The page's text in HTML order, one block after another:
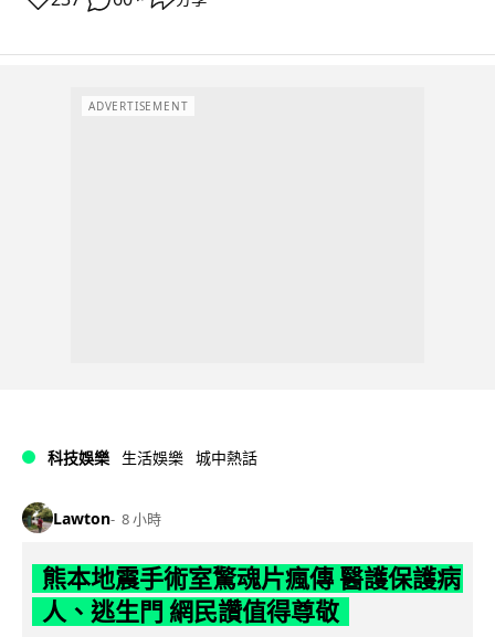
ADVERTISEMENT
科技娛樂 生活娛樂 城中熱話
Lawton 8 小時
熊本地震手術室驚魂片瘋傳 醫護保護病
人、逃生門 網民讚值得尊敬